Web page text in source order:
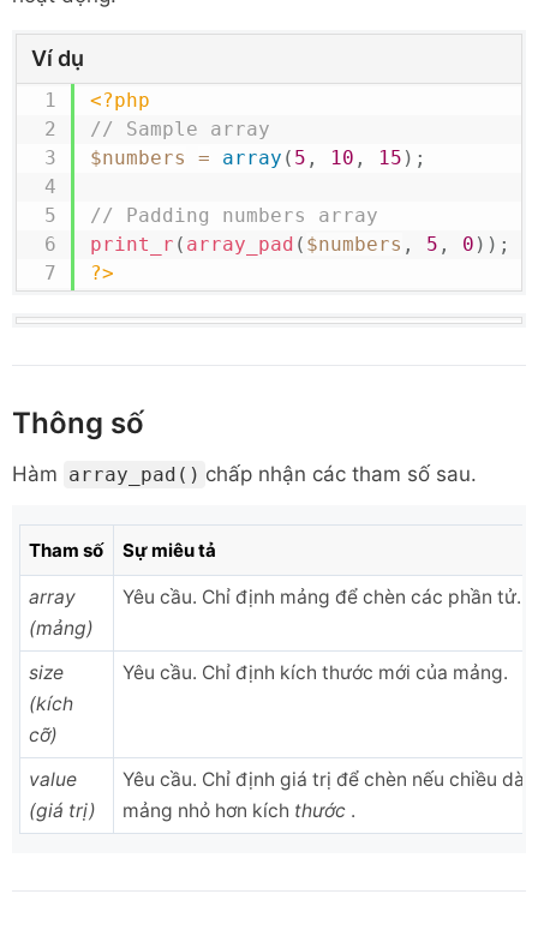
Ví dụ
<?php
// Sample array
$numbers
= array ( 5 , 10 , 15 ) ;
// Padding numbers array
print_r ( array_pad ( $numbers , 5 , 0 ) ) ;
?>
Thông số
Hàm array_pad() chấp nhận các tham số sau.
Tham số Sự miêu tả
array
(mảng)
Yêu cầu. Chỉ định mảng để chèn các phần tử.
size
(kích
cỡ)
Yêu cầu. Chỉ định kích thước mới của mảng.
value
(giá trị)
Yêu cầu. Chỉ định giá trị để chèn nếu chiều dài
mảng nhỏ hơn kích thước .